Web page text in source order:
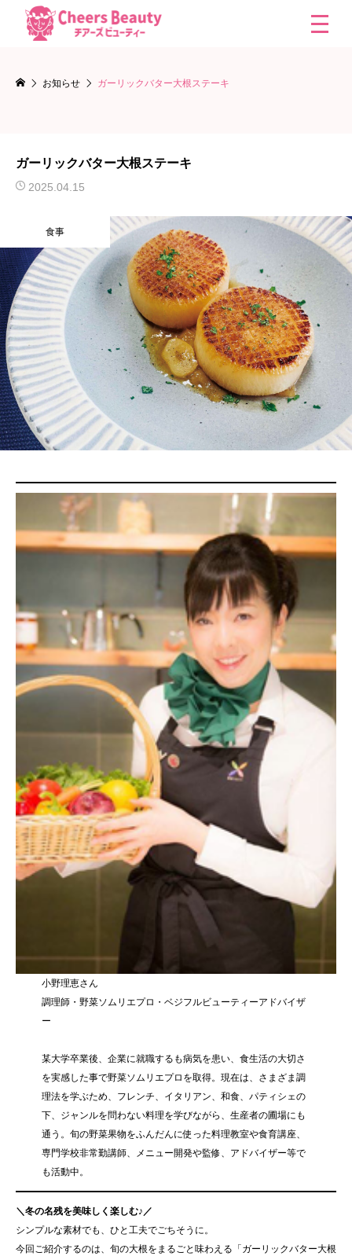
お知らせ ガーリックバター大根ステーキ
ガーリックバター大根ステーキ
2025.04.15
食事
小野理恵さん
調理師・野菜ソムリエプロ・ベジフルビューティーアドバイザ
ー
某大学卒業後、企業に就職するも病気を患い、食生活の大切さ
を実感した事で野菜ソムリエプロを取得。現在は、さまざま調
理法を学ぶため、フレンチ、イタリアン、和食、パティシェの
下、ジャンルを問わない料理を学びながら、生産者の圃場にも
通う。旬の野菜果物をふんだんに使った料理教室や食育講座、
専門学校非常勤講師、メニュー開発や監修、アドバイザー等で
も活動中。
＼冬の名残を美味しく楽しむ♪／
シンプルな素材でも、ひと工夫でごちそうに。
今回ご紹介するのは、旬の大根をまるごと味わえる「ガーリックバター大根